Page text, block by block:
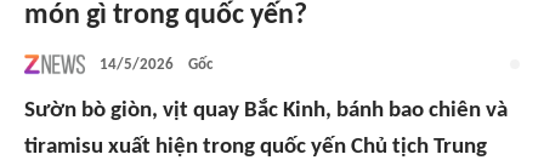
món gì trong quốc yến?
14/5/2026 Gốc
Sườn bò giòn, vịt quay Bắc Kinh, bánh bao chiên và
tiramisu xuất hiện trong quốc yến Chủ tịch Trung